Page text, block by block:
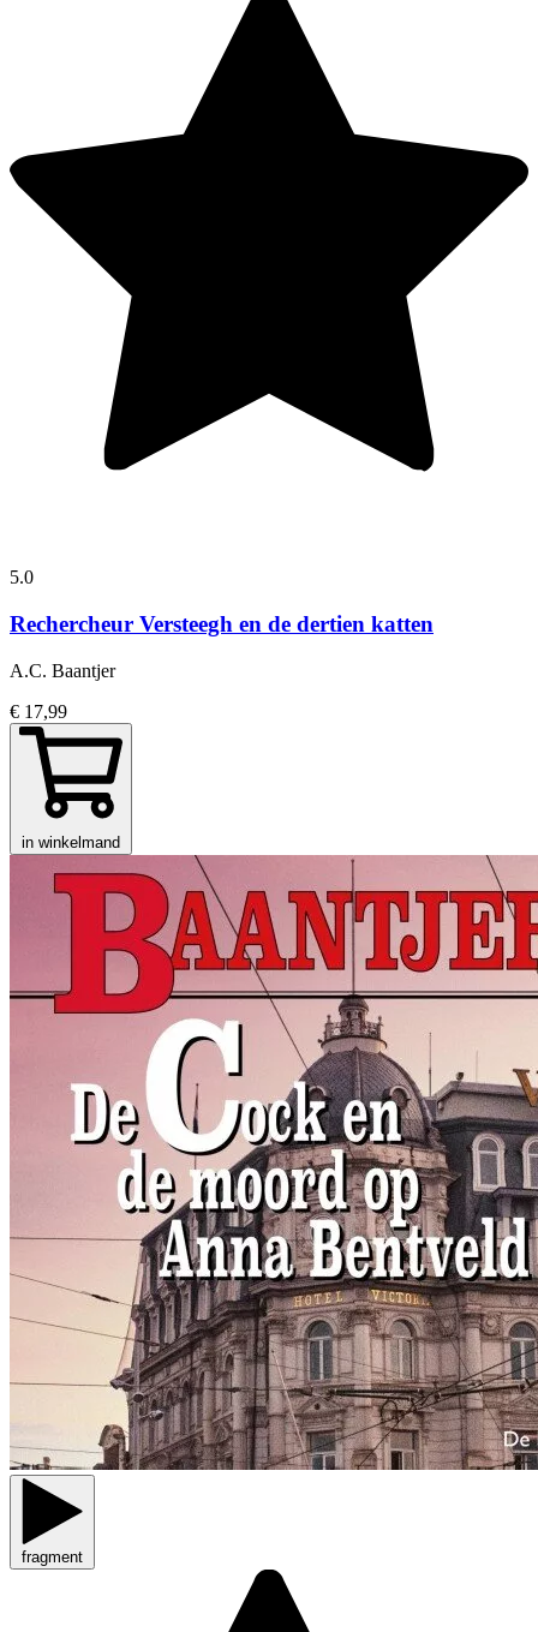
5.0
Rechercheur Versteegh en de dertien katten
A.C. Baantjer
€ 17,99
in winkelmand
fragment